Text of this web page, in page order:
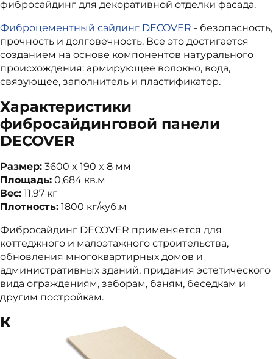
фибросайдинг для декоративной отделки фасада.
Фиброцементный сайдинг DECOVER - безопасность,
прочность и долговечность. Всё это достигается
созданием на основе компонентов натурального
происхождения: армирующее волокно, вода,
связующее, заполнитель и пластификатор.
Характеристики
фибросайдинговой панели
DECOVER
Размер: 3600 x 190 x 8 мм
Площадь: 0,684 кв.м
Вес: 11,97 кг
Плотность: 1800 кг/куб.м
Фибросайдинг DECOVER применяется для
коттеджного и малоэтажного строительства,
обновления многоквартирных домов и
административных зданий, придания эстетического
вида ограждениям, заборам, баням, беседкам и
другим постройкам.
К